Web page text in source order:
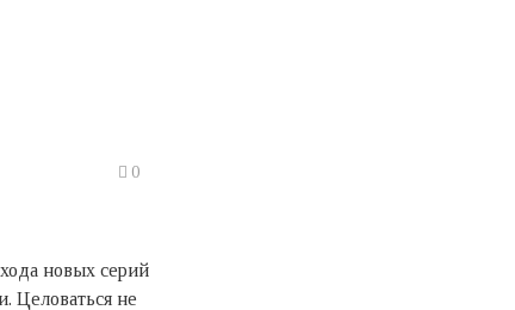
0
новых серий
Целоваться не